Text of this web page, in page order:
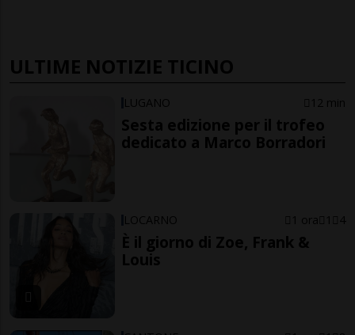
ULTIME NOTIZIE TICINO
LUGANO 12 min
Sesta edizione per il trofeo
dedicato a Marco Borradori
LOCARNO 1 ora 1 4
È il giorno di Zoe, Frank &
Louis